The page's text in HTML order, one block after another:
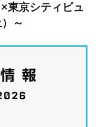
東京シティビュ
～